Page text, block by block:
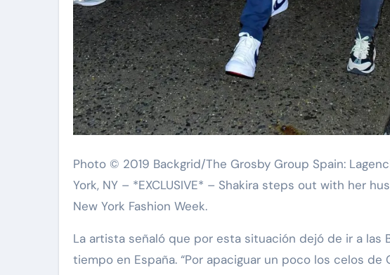
Photo © 2019 Backgrid/The Grosby Group Spain:
York, NY – *EXCLUSIVE* – Shakira steps out with her
New York Fashion Week.
La artista señaló que por esta situación dejó de ir a las
tiempo en España. “Por apaciguar un poco los celos